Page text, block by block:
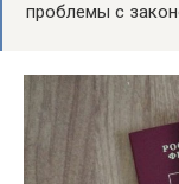
проблемы с